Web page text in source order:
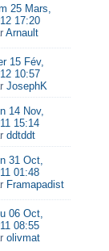
25 Mars,
17:20
Arnault
15 Fév,
10:57
JosephK
14 Nov,
15:14
ddtddt
31 Oct,
01:48
Framapadist
06 Oct,
08:55
olivmat